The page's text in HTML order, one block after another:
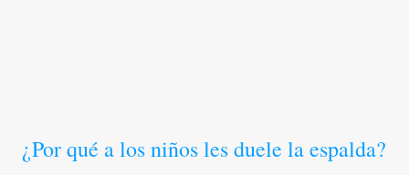
¿Por qué a los niños les duele la espalda?